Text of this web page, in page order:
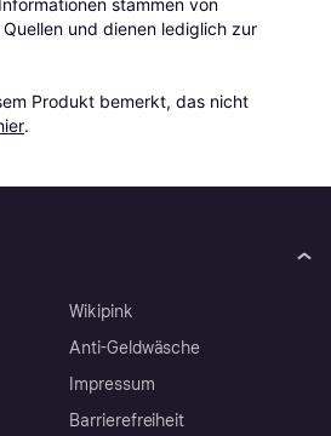
und dienen lediglich zur
Produkt bemerkt, das nicht
.
Wikipink
Anti-Geldwäsche
Impressum
Barrierefreiheit